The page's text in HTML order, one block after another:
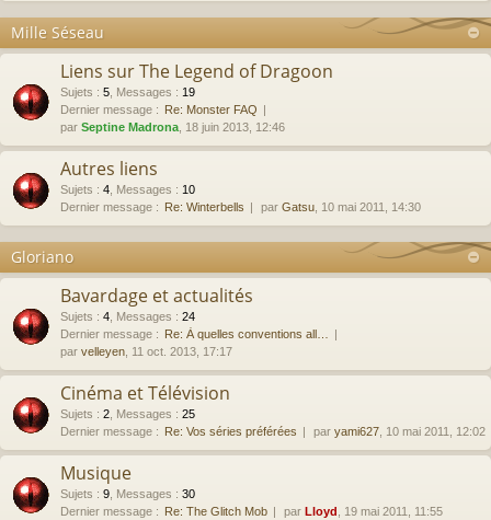
Mille Séseau
Liens sur The Legend of Dragoon
Sujets : 5 Messages : 19
Dernier message : Re: Monster FAQ
par Septine Madrona , 18 juin 2013, 12:46
Autres liens
Sujets : 4 Messages : 10
Dernier message : Re: Winterbells par Gatsu , 10 mai 2011, 14:30
Gloriano
Bavardage et actualités
Sujets : 4 Messages : 24
Dernier message : Re: À quelles conventions all…
par velleyen , 11 oct. 2013, 17:17
Cinéma et Télévision
Sujets : 2 Messages : 25
Dernier message : Re: Vos séries préférées par yami627 , 10 mai 2011, 12:02
Musique
Sujets : 9 Messages : 30
Dernier message : Re: The Glitch Mob par Lloyd , 19 mai 2011, 11:55